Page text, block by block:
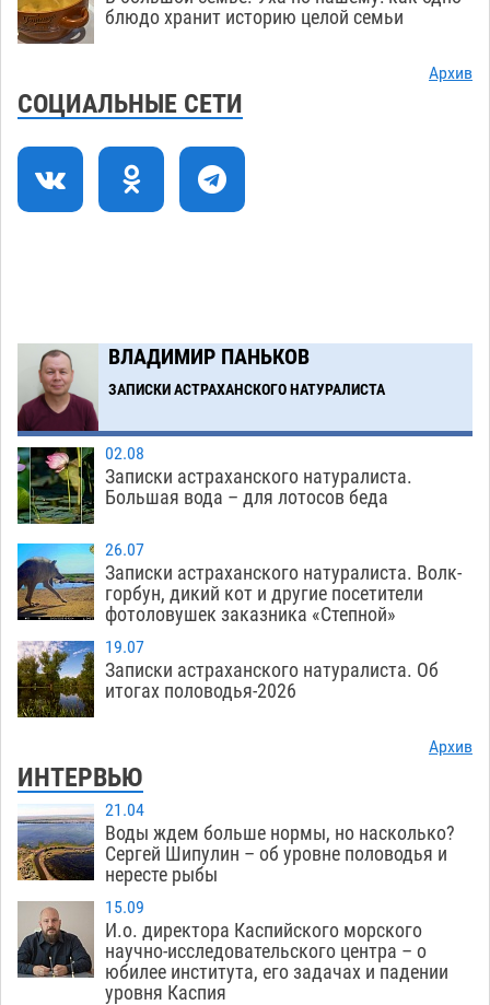
07.08
Краснодарской в Астрахани скончались
08:47
Астраханский суд оценил четыре удара по
голове полицейского в сто тысяч рублей
18:57
В Астрахани впервые открыли смену по
теории игр
блюдо хранит историю целой семьи
Архив
СОЦИАЛЬНЫЕ СЕТИ
ВЛАДИМИР ПАНЬКОВ
ЗАПИСКИ АСТРАХАНСКОГО НАТУРАЛИСТА
02.08
Записки астраханского натуралиста.
Большая вода – для лотосов беда
26.07
Записки астраханского натуралиста. Волк-
горбун, дикий кот и другие посетители
фотоловушек заказника «Степной»
19.07
Записки астраханского натуралиста. Об
итогах половодья-2026
Архив
ИНТЕРВЬЮ
21.04
Воды ждем больше нормы, но насколько?
Сергей Шипулин – об уровне половодья и
нересте рыбы
15.09
И.о. директора Каспийского морского
научно-исследовательского центра – о
юбилее института, его задачах и падении
уровня Каспия